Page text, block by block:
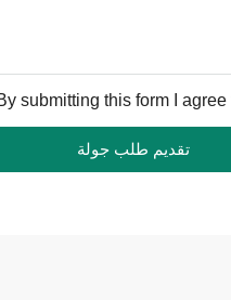
By submitting this form I
تقديم طلب جولة